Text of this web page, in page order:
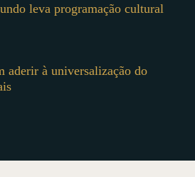
leva programação cultural
aderir à universalização do